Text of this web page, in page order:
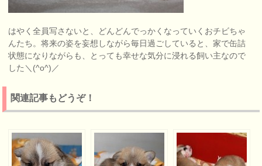
はやく全員写さないと、どんどんでっかくなっていくおチビちゃ
んたち。将来の姿を妄想しながら毎日過ごしていると、家で缶詰
状態になりながらも、とっても幸せな気分に浸れる飼い主なので
した＼(^o^)／
関連記事もどうぞ！